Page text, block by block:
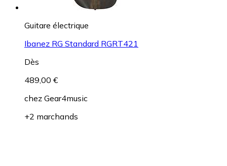
Guitare électrique
Ibanez RG Standard RGRT421
Dès
489,00 €
chez Gear4music
+2 marchands